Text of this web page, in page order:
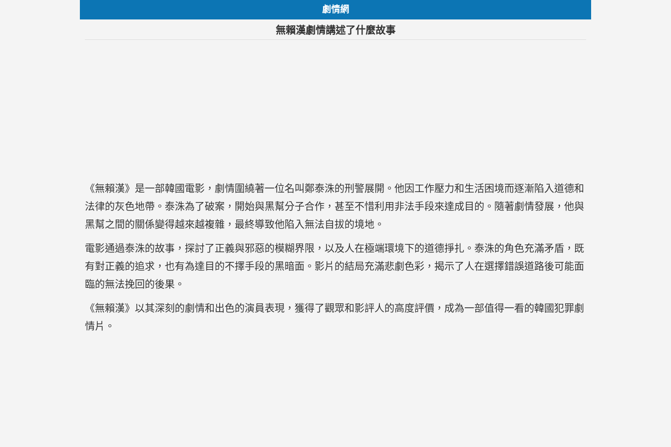
劇情網
無賴漢劇情講述了什麼故事
《無賴漢》是一部韓國電影，劇情圍繞著一位名叫鄭泰洙的刑警展開。他因工作壓力和生活困境而逐漸陷入道德和
法律的灰色地帶。泰洙為了破案，開始與黑幫分子合作，甚至不惜利用非法手段來達成目的。隨著劇情發展，他與
黑幫之間的關係變得越來越複雜，最終導致他陷入無法自拔的境地。
電影通過泰洙的故事，探討了正義與邪惡的模糊界限，以及人在極端環境下的道德掙扎。泰洙的角色充滿矛盾，既
有對正義的追求，也有為達目的不擇手段的黑暗面。影片的結局充滿悲劇色彩，揭示了人在選擇錯誤道路後可能面
臨的無法挽回的後果。
《無賴漢》以其深刻的劇情和出色的演員表現，獲得了觀眾和影評人的高度評價，成為一部值得一看的韓國犯罪劇
情片。